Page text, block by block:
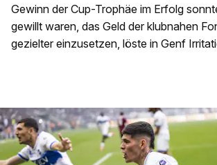
Gewinn der Cup-Trophäe im Erfolg
gewillt waren, das Geld der klubnahen
gezielter einzusetzen, löste in Genf